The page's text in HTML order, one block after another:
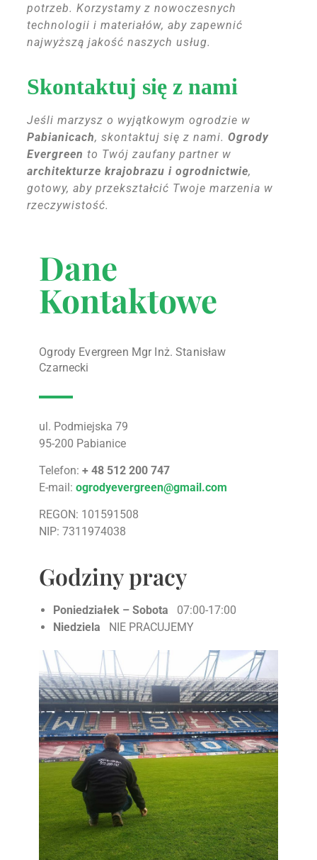
potrzeb. Korzystamy z nowoczesnych
technologii i materiałów, aby zapewnić
najwyższą jakość naszych usług.
Skontaktuj się z nami
Jeśli marzysz o wyjątkowym ogrodzie w
Pabianicach, skontaktuj się z nami.Ogrody
Evergreen to Twój zaufany partner w
architekturze krajobrazu i ogrodnictwie,
gotowy, aby przekształcić Twoje marzenia w
rzeczywistość.
Dane
Kontaktowe
Ogrody Evergreen Mgr Inż. Stanisław
Czarnecki
ul. Podmiejska 79
95-200 Pabianice
Telefon:+ 48 512 200 747
E-mail:ogrodyevergreen@gmail.com
REGON: 101591508
NIP: 7311974038
Godziny pracy
Poniedziałek – Sobota
07:00-17:00
Niedziela NIE PRACUJEMY